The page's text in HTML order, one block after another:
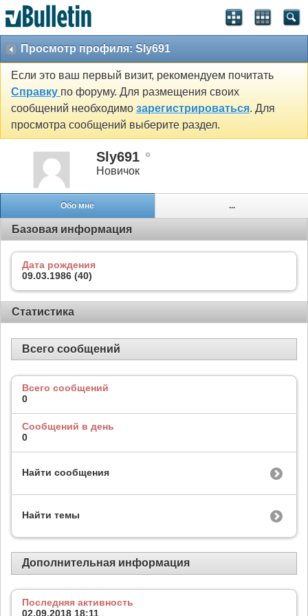
Просмотр профиля: Sly691
Если это ваш первый визит, рекомендуем почитать
Справку по форуму. Для размещения своих
сообщений необходимо зарегистрироваться. Для
просмотра сообщений выберите раздел.
Sly691
Новичок
Обо мне ...
Базовая информация
Дата рождения
09.03.1986 (40)
Статистика
Всего сообщений
Всего сообщений
0
Сообщений в день
0
Найти сообщения
Найти темы
Дополнительная информация
Последняя активность
02.09.2018 18:11